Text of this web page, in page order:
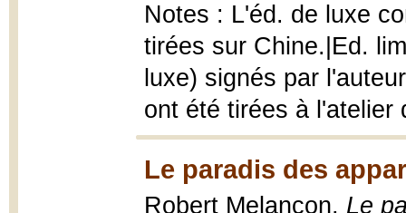
Notes : L'éd. de luxe
tirées sur Chine.|Ed.
luxe) signés par
ont été tirées à l'atelier
Le paradis des
Robert Melançon, Le